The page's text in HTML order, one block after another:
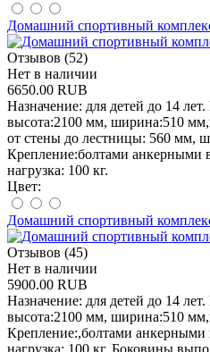
Домашний спортивный
Отзывов (52)
Нет в наличии
6650.00 RUB
Назначение: для детей до 14
высота:2100 мм, ширина:510
от стены до лестницы: 560 мм,
Крепление:болтами анкерными
нагрузка: 100 кг.
Цвет:
Домашний спортивный
Отзывов (45)
Нет в наличии
5900.00 RUB
Назначение: для детей до 14
высота:2100 мм, ширина:510
Крепление:,болтами анкерными
нагрузка: 100 кг. Боковины